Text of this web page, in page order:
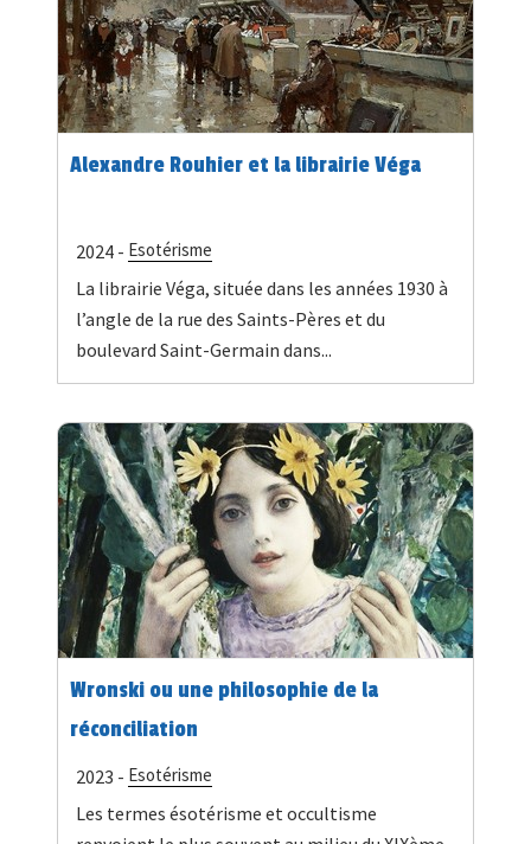
Alexandre Rouhier et la librairie Véga
2024 - Esotérisme
La librairie Véga, située dans les années 1930 à
l’angle de la rue des Saints-Pères et du
boulevard Saint-Germain dans...
Wronski ou une philosophie de la
réconciliation
2023 - Esotérisme
Les termes ésotérisme et occultisme